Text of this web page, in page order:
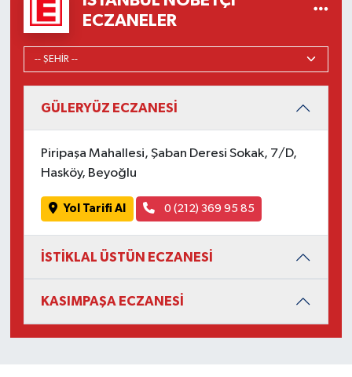
ECZANELER
GÜLERYÜZ ECZANESİ
Piripaşa Mahallesi, Şaban Deresi Sokak, 7/D,
Hasköy, Beyoğlu
Yol Tarifi Al 0 (212) 369 95 85
İSTİKLAL ÜSTÜN ECZANESİ
KASIMPAŞA ECZANESİ